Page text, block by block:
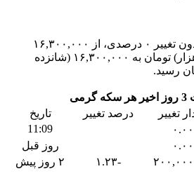
هر سکه گرمی امروز با بدون تغییر ۰ درصدی، از ۱۶,۳۰۰,۰۰۰
(شانزده میلیون و سیصد هزار) تومان به ۱۶,۳۰۰,۰۰۰ (شانزده
رسید.
تغییر درصد تغییر
تاریخ
۰.۰۰
11:09
۰.۰۰
روز قبل
-۱.۲۳ ۲ روز پیش